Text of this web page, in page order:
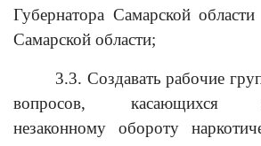
Губернатора Самарской
Самарской области;
3.3. Создавать рабочие
вопросов, касающихся
незаконному обороту